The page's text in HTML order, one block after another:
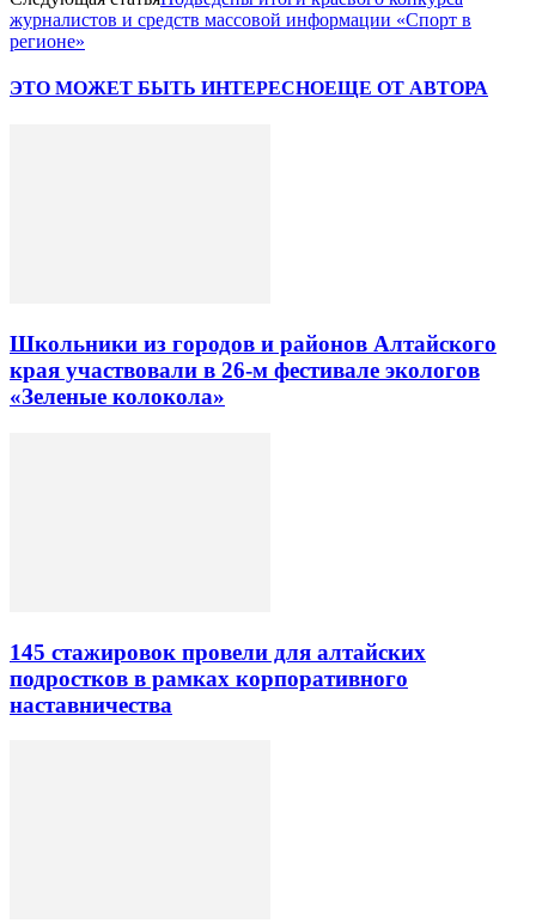
журналистов и средств массовой информации «Спорт в
регионе»
ЭТО МОЖЕТ БЫТЬ ИНТЕРЕСНОЕЩЕ ОТ АВТОРА
Школьники из городов и районов Алтайского
края участвовали в 26-м фестивале экологов
«Зеленые колокола»
145 стажировок провели для алтайских
подростков в рамках корпоративного
наставничества